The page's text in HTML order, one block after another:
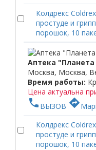
Колдрекс
простуде и
порошок, 10
Аптека
Москва, Москва,
Время работы:
Цена актуальна
phone ВЫЗОВ directions
Колдрекс
простуде и
порошок, 10